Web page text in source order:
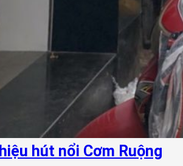
hút nổi Cơm Ruộng